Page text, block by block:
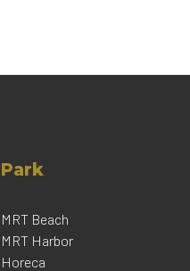
Park
MRT Beach
MRT Harbor
Horeca